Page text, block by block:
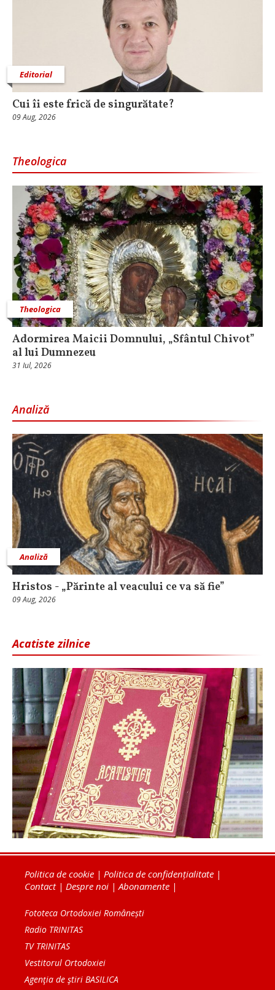
Editorial
Cui îi este frică de singurătate?
09 Aug, 2026
Theologica
Theologica
Adormirea Maicii Domnului, „Sfântul Chivot”
al lui Dumnezeu
31 Iul, 2026
Analiză
Analiză
Hristos - „Părinte al veacului ce va să fie”
09 Aug, 2026
Acatiste zilnice
Politica de cookie | Politica de confidențialitate |
Contact| Despre noi |Abonamente |
Fototeca Ortodoxiei Românești
Radio TRINITAS
TV TRINITAS
Vestitorul Ortodoxiei
Agenţia de ştiri BASILICA